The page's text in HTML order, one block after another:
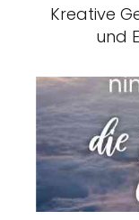
Kreative
und